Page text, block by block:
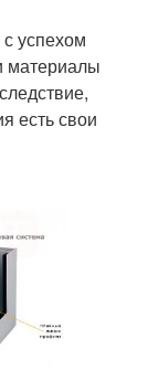
успехом
материалы
есть свои